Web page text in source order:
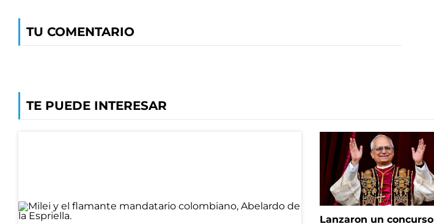
TU COMENTARIO
TE PUEDE INTERESAR
Lanzaron un concurso